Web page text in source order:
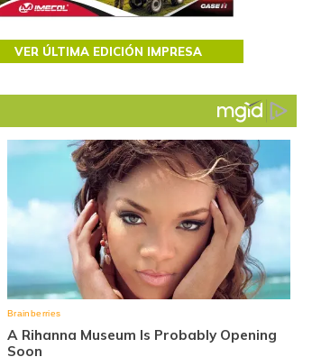
VER ÚLTIMA EDICIÓN IMPRESA